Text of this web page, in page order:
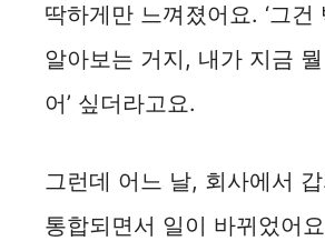
e
딱하게만 느껴졌어요. ‘그건
알아보는 거지, 내가 지금
어’ 싶더라고요.
그런데 어느 날, 회사에서
통합되면서 일이 바뀌었어